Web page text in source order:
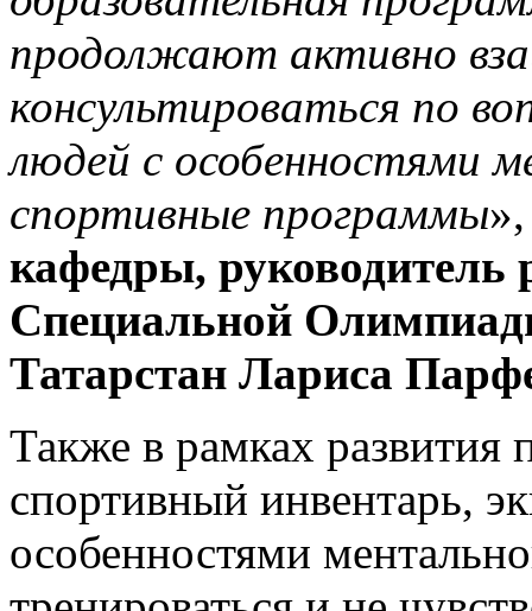
продолжают активно
консультироваться по
людей с особенностями
спортивные программы
кафедры, руководитель
Специальной
Татарстан Лариса
Также в рамках развития
спортивный инвентарь,
особенностями